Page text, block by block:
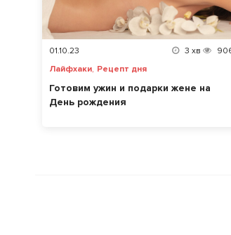
01.10.23 3 хв
Лайфхаки, Рецепт дня
Готовим ужин и подарки жене на
День рождения